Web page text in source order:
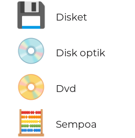
💾 Disket
💿 Disk optik
📀 Dvd
🧮 Sempoa